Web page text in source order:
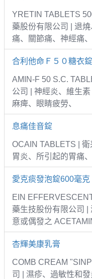
YRETIN TABLETS
藥股份有限公司 | 退
痛、關節痛、神經痛、
合利他命Ｆ５０糖衣錠
AMIN-F 50 S.C.
公司 | 神經炎、維生
麻痺、眼睛疲勞、
息痛佳音錠
OCAIN TABLETS |
胃炎、所引起的胃痛
愛克痰發泡錠600毫克
EIN
藥生技股份有限公司 |
意或偶發之
杏輝美康乳膏
COMB CREAM
司 | 濕疹、過敏性和